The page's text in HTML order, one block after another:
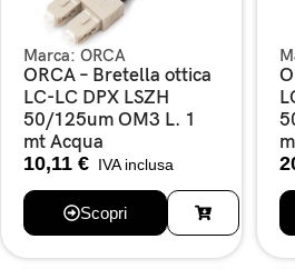
Marca: ORCA
ORCA – Bretella ottica
LC-LC DPX LSZH
50/125um OM3 L. 1
mt Acqua
10,11 € IVA inclusa
Scopri